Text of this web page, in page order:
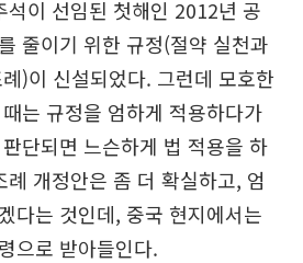
석이 선임된 첫해인 2012년 공
줄이기 위한 규정(절약 실천과
)이 신설되었다. 그런데 모호한
는 규정을 엄하게 적용하다가
단되면 느슨하게 법 적용을 하
개정안은 좀 더 확실하고, 엄
다는 것인데, 중국 현지에서는
으로 받아들인다.